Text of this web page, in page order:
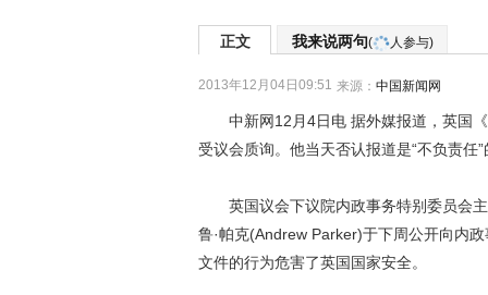
正文 我来说两句( 人参与)
2013年12月04日09:51 来源： 中国新闻网
中新网12月4日电 据外媒报道，英国《
受议会质询。他当天否认报道是“不负责任
英国议会下议院内政事务特别委员会主
鲁·帕克(Andrew Parker)于下周公开向内
文件的行为危害了英国国家安全。